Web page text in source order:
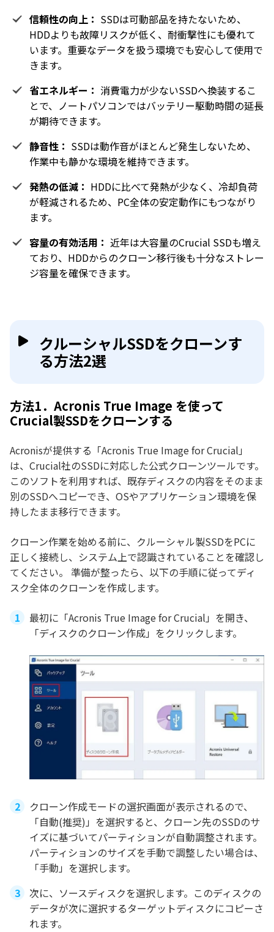
信頼性の向上： SSDは可動部品を持たないため、
HDDよりも故障リスクが低く、耐衝撃性にも優れて
います。重要なデータを扱う環境でも安心して使用で
きます。
省エネルギー： 消費電力が少ないSSDへ換装するこ
とで、ノートパソコンではバッテリー駆動時間の延長
が期待できます。
静音性： SSDは動作音がほとんど発生しないため、
作業中も静かな環境を維持できます。
発熱の低減： HDDに比べて発熱が少なく、冷却負荷
が軽減されるため、PC全体の安定動作にもつながり
ます。
容量の有効活用： 近年は大容量のCrucial SSDも増え
ており、HDDからのクローン移行後も十分なストレー
ジ容量を確保できます。
クルーシャルSSDをクローンす
る方法2選
方法1．Acronis True Image を使って
Crucial製SSDをクローンする
Acronisが提供する「Acronis True Image for Crucial」
は、Crucial社のSSDに対応した公式クローンツールです。
このソフトを利用すれば、既存ディスクの内容をそのまま
別のSSDへコピーでき、OSやアプリケーション環境を保
持したまま移行できます。
クローン作業を始める前に、クルーシャル製SSDをPCに
正しく接続し、システム上で認識されていることを確認し
てください。 準備が整ったら、以下の手順に従ってディ
スク全体のクローンを作成します。
最初に「Acronis True Image for Crucial」を開き、
「ディスクのクローン作成」をクリックします。
クローン作成モードの選択画面が表示されるので、
「自動(推奨)」を選択すると、クローン先のSSDのサ
イズに基づいてパーティションが自動調整されます。
パーティションのサイズを手動で調整したい場合は、
「手動」を選択します。
次に、ソースディスクを選択します。このディスクの
データが次に選択するターゲットディスクにコピーさ
れます。